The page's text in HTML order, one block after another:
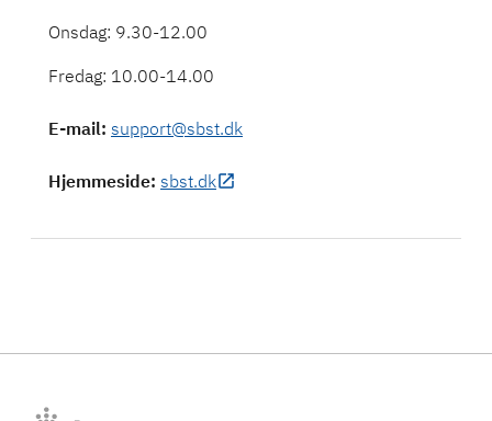
Onsdag: 9.30-12.00
Fredag: 10.00-14.00
E-mail: support@sbst.dk
Hjemmeside: sbst.dk